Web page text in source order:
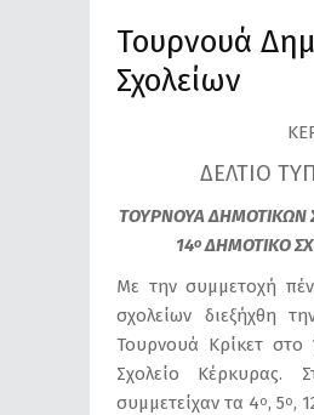
Τουρνουά
Σχολείων
ΔΕΛΤΙΟ
TΟΥΡΝΟΥΑ ΔΗΜΟΤΙΚΩΝ
14οΔΗΜΟΤΙΚΟ
Με την συμμετοχή
σχολείων διεξήχθη
Τουρνουά Κρίκετ στο
Σχολείο Κέρκυρας.
συμμετείχαν τα 4ο, 5ο,